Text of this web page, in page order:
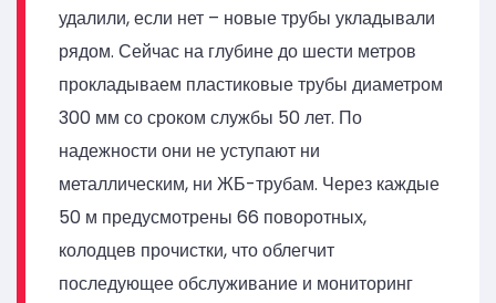
удалили, если нет – новые трубы укладывали
рядом. Сейчас на глубине до шести метров
прокладываем пластиковые трубы диаметром
300 мм со сроком службы 50 лет. По
надежности они не уступают ни
металлическим, ни ЖБ-трубам. Через каждые
50 м предусмотрены 66 поворотных,
колодцев прочистки, что облегчит
последующее обслуживание и мониторинг